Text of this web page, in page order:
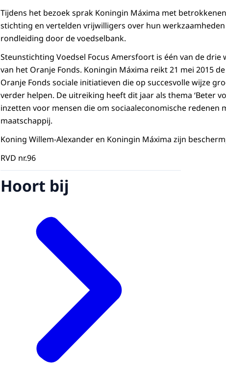
Tijdens het bezoek sprak Koningin Máxima met
stichting en vertelden vrijwilligers over hun
rondleiding door de voedselbank.
Steunstichting Voedsel Focus Amersfoort is één van de drie
van het Oranje Fonds. Koningin Máxima reikt 21 mei 2015
Oranje Fonds sociale initiatieven die op succesvolle wijze
verder helpen. De uitreiking heeft dit jaar als thema ‘Beter
inzetten voor mensen die om sociaaleconomische redenen
maatschappij.
Koning Willem-Alexander en Koningin Máxima zijn
RVD nr.96
Hoort bij